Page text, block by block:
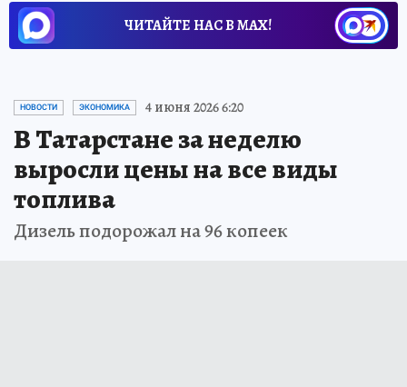
ЧИТАЙТЕ НАС В МАХ!
НОВОСТИ ЭКОНОМИКА 4 июня 2026 6:20
В Татарстане за неделю
выросли цены на все виды
топлива
Дизель подорожал на 96 копеек